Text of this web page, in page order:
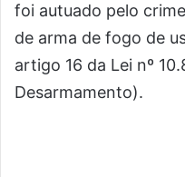
foi autuado pelo
de arma de fogo de
artigo 16 da Lei nº
Desarmamento).